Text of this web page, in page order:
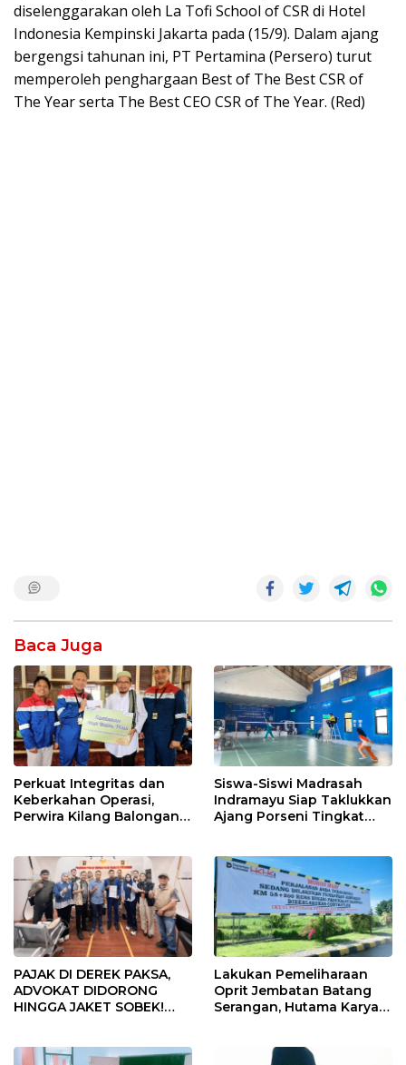
diselenggarakan oleh La Tofi School of CSR di Hotel
Indonesia Kempinski Jakarta pada (15/9). Dalam ajang
bergengsi tahunan ini, PT Pertamina (Persero) turut
memperoleh penghargaan Best of The Best CSR of
The Year serta The Best CEO CSR of The Year. (Red)
Baca Juga
Perkuat Integritas dan
Keberkahan Operasi,
Perwira Kilang Balongan
Siswa-Siswi Madrasah
Indramayu Siap Taklukkan
Ajang Porseni Tingkat
PAJAK DI DEREK PAKSA,
ADVOKAT DIDORONG
HINGGA JAKET SOBEK!
Pekanbaru!
Lakukan Pemeliharaan
Oprit Jembatan Batang
Serangan, Hutama Karya